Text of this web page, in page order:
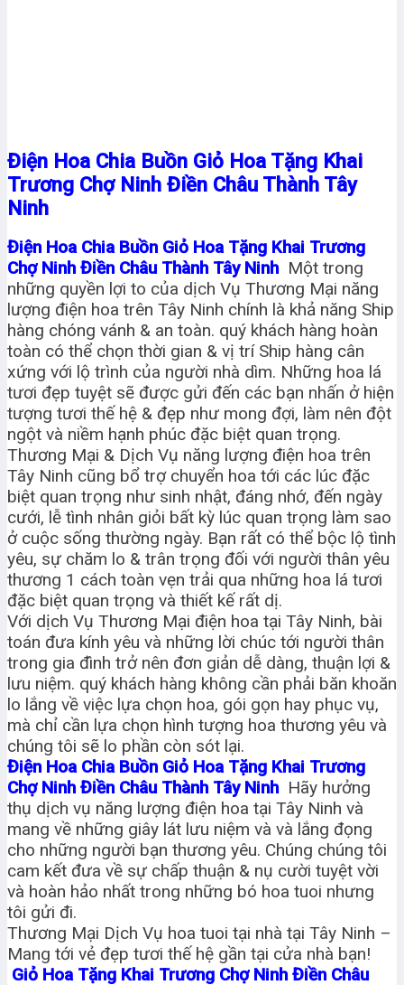
Điện Hoa Chia Buồn Giỏ Hoa Tặng Khai
Trương Chợ Ninh Điền Châu Thành Tây
Ninh
Điện Hoa Chia Buồn Giỏ Hoa Tặng Khai Trương
Chợ Ninh Điền Châu Thành Tây Ninh Một trong
những quyền lợi to của dịch Vụ Thương Mại năng
lượng điện hoa trên Tây Ninh chính là khả năng Ship
hàng chóng vánh & an toàn. quý khách hàng hoàn
toàn có thể chọn thời gian & vị trí Ship hàng cân
xứng với lộ trình của người nhà dìm. Những hoa lá
tươi đẹp tuyệt sẽ được gửi đến các bạn nhấn ở hiện
tượng tươi thế hệ & đẹp như mong đợi, làm nên đột
ngột và niềm hạnh phúc đặc biệt quan trọng.
Thương Mại & Dịch Vụ năng lượng điện hoa trên
Tây Ninh cũng bổ trợ chuyển hoa tới các lúc đặc
biệt quan trọng như sinh nhật, đáng nhớ, đến ngày
cưới, lễ tình nhân giỏi bất kỳ lúc quan trọng làm sao
ở cuộc sống thường ngày. Bạn rất có thể bộc lộ tình
yêu, sự chăm lo & trân trọng đối với người thân yêu
thương 1 cách toàn vẹn trải qua những hoa lá tươi
đặc biệt quan trọng và thiết kế rất dị.
Với dịch Vụ Thương Mại điện hoa tại Tây Ninh, bài
toán đưa kính yêu và những lời chúc tới người thân
trong gia đình trở nên đơn giản dễ dàng, thuận lợi &
lưu niệm. quý khách hàng không cần phải băn khoăn
lo lắng về việc lựa chọn hoa, gói gọn hay phục vụ,
mà chỉ cần lựa chọn hình tượng hoa thương yêu và
chúng tôi sẽ lo phần còn sót lại.
Điện Hoa Chia Buồn Giỏ Hoa Tặng Khai Trương
Chợ Ninh Điền Châu Thành Tây Ninh Hãy hưởng
thụ dịch vụ năng lượng điện hoa tại Tây Ninh và
mang về những giây lát lưu niệm và và lắng đọng
cho những người bạn thương yêu. Chúng chúng tôi
cam kết đưa về sự chấp thuận & nụ cười tuyệt vời
và hoàn hảo nhất trong những bó hoa tuoi nhưng
tôi gửi đi.
Thương Mại Dịch Vụ hoa tuoi tại nhà tại Tây Ninh –
Mang tới vẻ đẹp tươi thế hệ gần tại cửa nhà bạn!
Giỏ Hoa Tặng Khai Trương Chợ Ninh Điền Châu